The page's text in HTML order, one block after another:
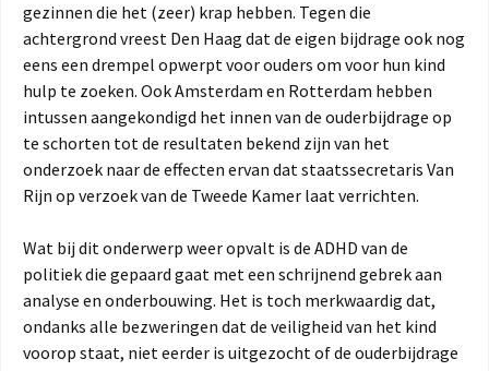
gezinnen die het (zeer) krap hebben. Tegen die
achtergrond vreest Den Haag dat de eigen bijdrage ook nog
eens een drempel opwerpt voor ouders om voor hun kind
hulp te zoeken. Ook Amsterdam en Rotterdam hebben
intussen aangekondigd het innen van de ouderbijdrage op
te schorten tot de resultaten bekend zijn van het
onderzoek naar de effecten ervan dat staatssecretaris Van
Rijn op verzoek van de Tweede Kamer laat verrichten.
Wat bij dit onderwerp weer opvalt is de ADHD van de
politiek die gepaard gaat met een schrijnend gebrek aan
analyse en onderbouwing. Het is toch merkwaardig dat,
ondanks alle bezweringen dat de veiligheid van het kind
voorop staat, niet eerder is uitgezocht of de ouderbijdrage